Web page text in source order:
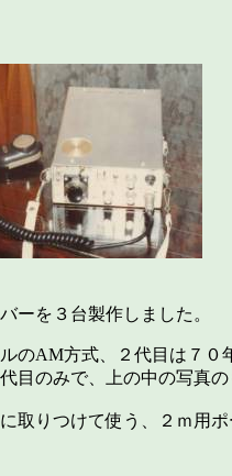
ーを３台製作しました。
のAM方式、２代目は７
目のみで、上の中の写真
取りつけて使う、２ｍ用